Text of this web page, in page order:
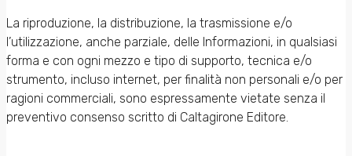
La riproduzione, la distribuzione, la trasmissione e/o
l’utilizzazione, anche parziale, delle Informazioni, in qualsiasi
forma e con ogni mezzo e tipo di supporto, tecnica e/o
strumento, incluso internet, per finalità non personali e/o per
ragioni commerciali, sono espressamente vietate senza il
preventivo consenso scritto di Caltagirone Editore.